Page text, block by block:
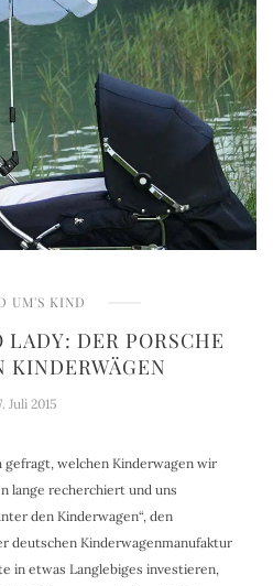
UM'S KIND
LADY: DER PORSCHE
KINDERWÄGEN
Juli 2015
gefragt, welchen Kinderwagen wir
lange recherchiert und uns
den Kinderwagen“, den
deutschen Kinderwagenmanufaktur
in etwas Langlebiges investieren,